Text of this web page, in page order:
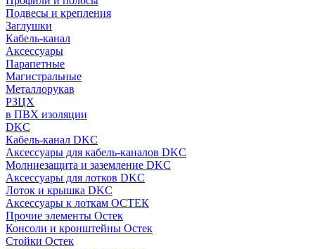
Подвесы и крепления
Заглушки
Кабель-канал
Аксессуары
Парапетные
Магистральные
Металлорукав
РЗЦХ
в ПВХ изоляции
DKC
Кабель-канал DKC
Аксессуары для кабель-каналов DKC
Молниезащита и заземление DKC
Аксессуары для лотков DKC
Лоток и крышка DKC
Аксессуары к лоткам ОСТЕК
Прочие элементы Остек
Консоли и кронштейны Остек
Стойки Остек